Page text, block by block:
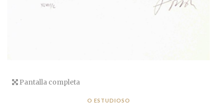
Pantalla completa
O ESTUDIOSO